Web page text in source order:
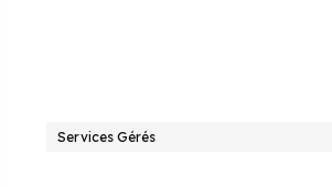
Services Gérés